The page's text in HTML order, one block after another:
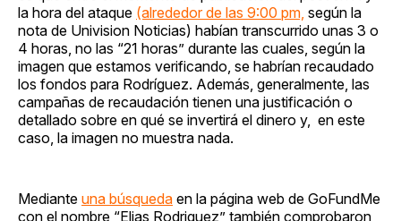
la hora del ataque (alrededor de las 9:00 pm, según la
nota de Univision Noticias) habían transcurrido unas 3 o
4 horas, no las “21 horas” durante las cuales, según la
imagen que estamos verificando, se habrían recaudado
los fondos para Rodríguez. Además, generalmente, las
campañas de recaudación tienen una justificación o
detallado sobre en qué se invertirá el dinero y, en este
caso, la imagen no muestra nada.
Mediante una búsqueda en la página web de GoFundMe
con el nombre “Elias Rodriguez” también comprobaron